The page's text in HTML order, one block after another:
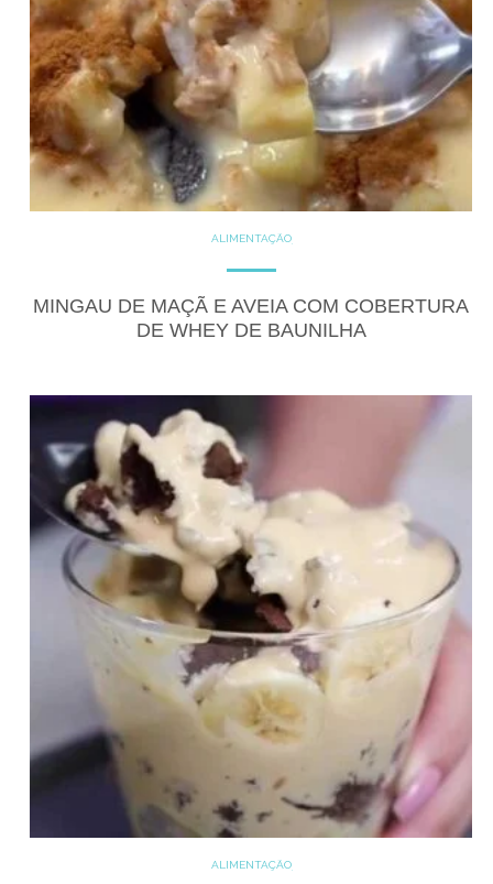
ALIMENTAÇÃO
DOCES
RECEITAS
RECEITAS DOCES
MINGAU DE MAÇÃ E AVEIA COM COBERTURA
DE WHEY DE BAUNILHA
ALIMENTAÇÃO